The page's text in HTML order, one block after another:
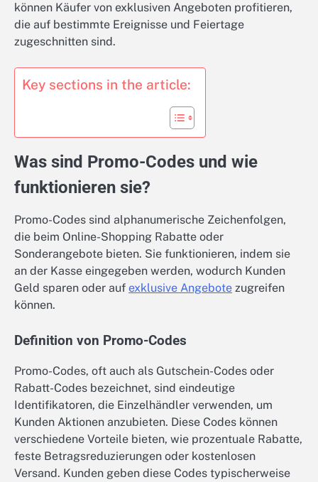
können Käufer von exklusiven Angeboten profitieren,
die auf bestimmte Ereignisse und Feiertage
zugeschnitten sind.
Key sections in the article:
Was sind Promo-Codes und wie
funktionieren sie?
Promo-Codes sind alphanumerische Zeichenfolgen,
die beim Online-Shopping Rabatte oder
Sonderangebote bieten. Sie funktionieren, indem sie
an der Kasse eingegeben werden, wodurch Kunden
Geld sparen oder auf exklusive Angebote zugreifen
können.
Definition von Promo-Codes
Promo-Codes, oft auch als Gutschein-Codes oder
Rabatt-Codes bezeichnet, sind eindeutige
Identifikatoren, die Einzelhändler verwenden, um
Kunden Aktionen anzubieten. Diese Codes können
verschiedene Vorteile bieten, wie prozentuale Rabatte,
feste Betragsreduzierungen oder kostenlosen
Versand. Kunden geben diese Codes typischerweise